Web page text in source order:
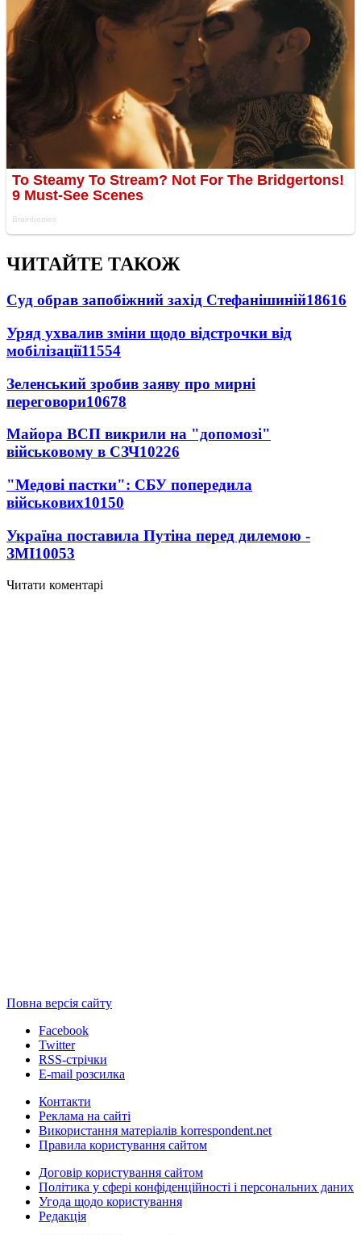
ЧИТАЙТЕ ТАКОЖ
Суд обрав запобіжний захід Стефанішиній18616
Уряд ухвалив зміни щодо відстрочки від
мобілізації11554
Зеленський зробив заяву про мирні
переговори10678
Майора ВСП викрили на "допомозі"
військовому в СЗЧ10226
"Медові пастки": СБУ попередила
військових10150
Україна поставила Путіна перед дилемою -
ЗМІ10053
Читати коментарі
Повна версія сайту
Facebook
Twitter
RSS-стрічки
E-mail розсилка
Контакти
Реклама на сайті
Використання матеріалів korrespondent.net
Правила користування сайтом
Договір користування сайтом
Політика у сфері конфіденційності і персональних даних
Угода щодо користування
Редакція